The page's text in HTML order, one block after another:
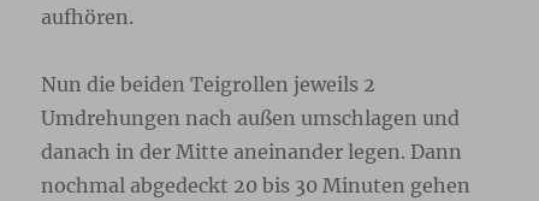
aufhören.
Nun die beiden Teigrollen jeweils 2
Umdrehungen nach außen umschlagen und
danach in der Mitte aneinander legen. Dann
nochmal abgedeckt 20 bis 30 Minuten gehen